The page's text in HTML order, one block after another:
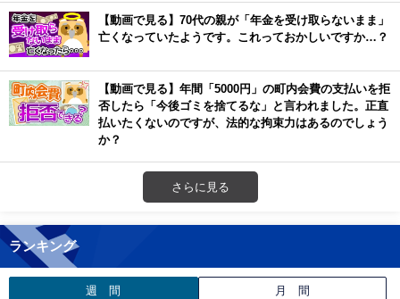
【動画で見る】70代の親が「年金を受け取らないまま」
亡くなっていたようです。これっておかしいですか…？
【動画で見る】年間「5000円」の町内会費の支払いを拒
否したら「今後ゴミを捨てるな」と言われました。正直
払いたくないのですが、法的な拘束力はあるのでしょう
か？
さらに見る
ランキング
週 間 月 間